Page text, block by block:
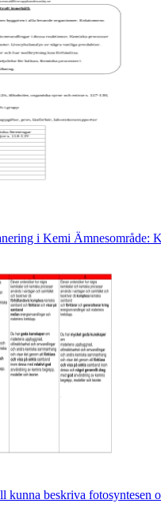
i Kemi Ämnesområde:
kunna beskriva fotosyntesen